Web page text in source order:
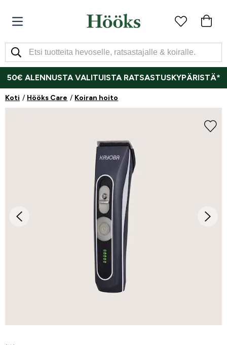
50€ ALENNUSTA VALITUISTA RATSASTUSKYPÄRISTÄ*
Koti Hööks Care Koiran hoito